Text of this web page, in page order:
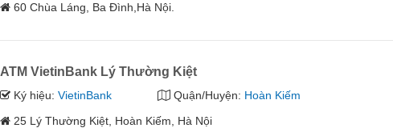
60 Chùa Láng, Ba Đình,Hà Nội.
ATM VietinBank Lý Thường Kiệt
Ký hiệu:VietinBank Quận/Huyện: Hoàn Kiếm
25 Lý Thường Kiệt, Hoàn Kiếm, Hà Nội